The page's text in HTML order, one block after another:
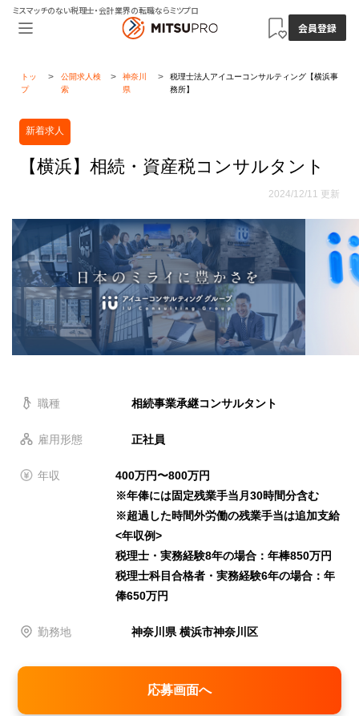
ミスマッチのない税理士・会計業界の転職ならミツプロ
会員登録
トッ
プ
公開求人検
索
神奈川
県
税理士法人アイユーコンサルティング【横浜事
務所】
新着求人
【横浜】相続・資産税コンサルタント
2024/12/11 更新
職種 相続事業承継コンサルタント
雇用形態 正社員
年収
400万円〜800万円
※年俸には固定残業手当月30時間分含む
※超過した時間外労働の残業手当は追加支給
<年収例>
税理士・実務経験8年の場合：年棒850万円
税理士科目合格者・実務経験6年の場合：年
俸650万円
勤務地 神奈川県 横浜市神奈川区
応募画面へ